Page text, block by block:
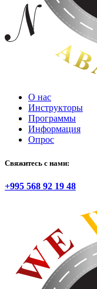
О нас
Инструкторы
Программы
Информация
Опрос
Свяжитесь с нами:
+995 568 92 19 48